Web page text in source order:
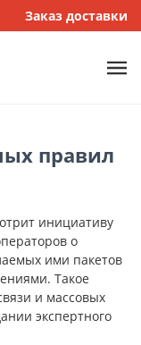
Заказ доставки
правил
инициативу
о
ими пакетов
Такое
и массовых
экспертного